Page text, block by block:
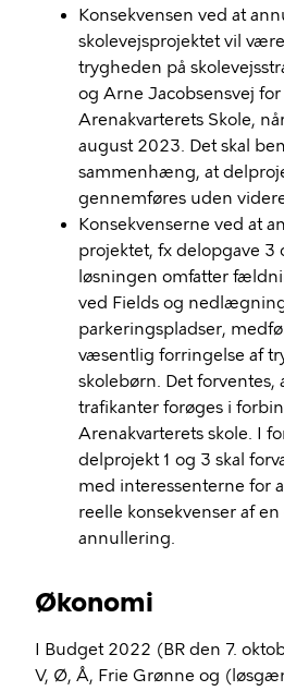
Konsekvensen ved at
skolevejsprojektet vil
trygheden på
og Arne Jacobsensvej
Arenakvarterets Skole,
august 2023. Det skal
sammenhæng, at
gennemføres uden
Konsekvenserne ved at
projektet, fx delopgave 3
løsningen omfatter
ved Fields og
parkeringspladser,
væsentlig forringelse af
skolebørn. Det forventes,
trafikanter forøges i
Arenakvarterets skole. I
delprojekt 1 og 3 skal
med interessenterne for
reelle konsekvenser af en
annullering.
Økonomi
I Budget 2022 (BR den 7.
V, Ø, Å, Frie Grønne og